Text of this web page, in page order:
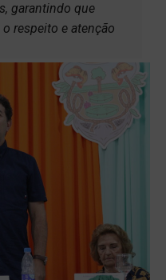
garantindo que
respeito e atenção